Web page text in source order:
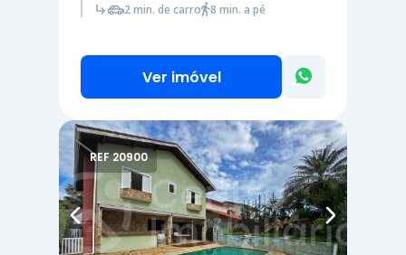
2 min. de carro
8 min. a pé
Ver imóvel
REF 20900